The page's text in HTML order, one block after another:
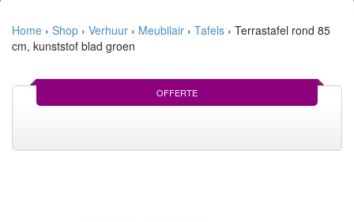
Home › Shop › Verhuur › Meubilair › Tafels › Terrastafel rond 85
cm, kunststof blad groen
OFFERTE